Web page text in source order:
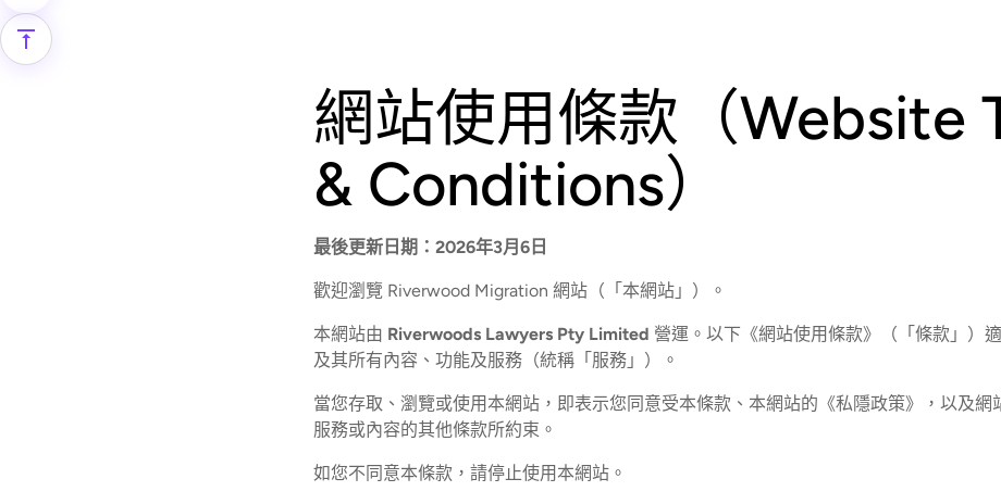
網站使用條款（Website
& Conditions）
最後更新日期：2026年3月6日
歡迎瀏覽 Riverwood Migration 網站（「本網站」）。
本網站由 Riverwoods Lawyers Pty Limited 營運。以下《網站使用條款》（「條款」）
及其所有內容、功能及服務（統稱「服務」）。
當您存取、瀏覽或使用本網站，即表示您同意受本條款、本網站的《私隱政策》，以及網
服務或內容的其他條款所約束。
如您不同意本條款，請停止使用本網站。